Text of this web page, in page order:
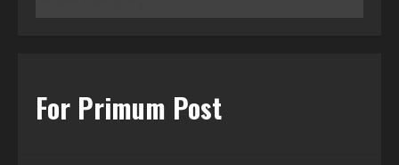
For Primum Post